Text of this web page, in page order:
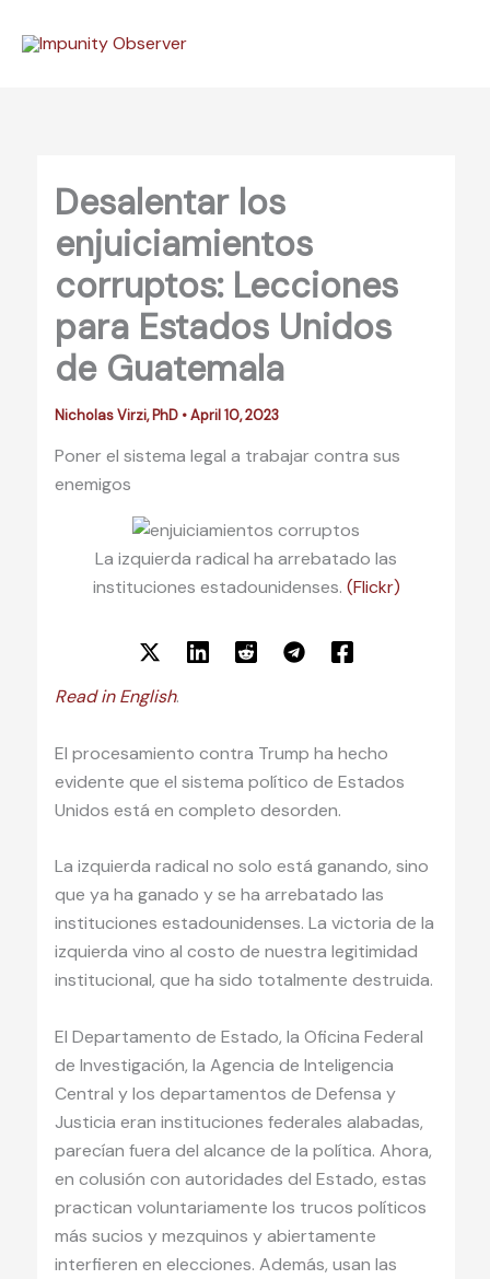
Desalentar los
enjuiciamientos
corruptos: Lecciones
para Estados Unidos
de Guatemala
Nicholas Virzi, PhD •April 10, 2023
Poner el sistema legal a trabajar contra sus
enemigos
La izquierda radical ha arrebatado las
instituciones estadounidenses. (Flickr)
Read in English.
El procesamiento contra Trump ha hecho
evidente que el sistema político de Estados
Unidos está en completo desorden.
La izquierda radical no solo está ganando, sino
que ya ha ganado y se ha arrebatado las
instituciones estadounidenses. La victoria de la
izquierda vino al costo de nuestra legitimidad
institucional, que ha sido totalmente destruida.
El Departamento de Estado, la Oficina Federal
de Investigación, la Agencia de Inteligencia
Central y los departamentos de Defensa y
Justicia eran instituciones federales alabadas,
parecían fuera del alcance de la política. Ahora,
en colusión con autoridades del Estado, estas
practican voluntariamente los trucos políticos
más sucios y mezquinos y abiertamente
interfieren en elecciones. Además, usan las